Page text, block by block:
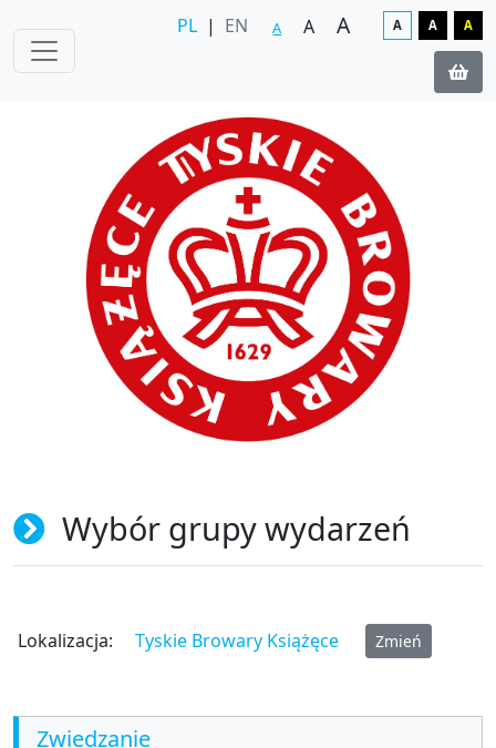
PL | EN A A A A A A
Wybór grupy wydarzeń
Lokalizacja: Tyskie Browary Książęce Zmień
Zwiedzanie